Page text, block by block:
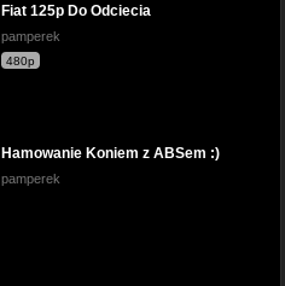
Fiat 125p Do Odciecia
pamperek
480p
Hamowanie Koniem z ABSem :)
pamperek